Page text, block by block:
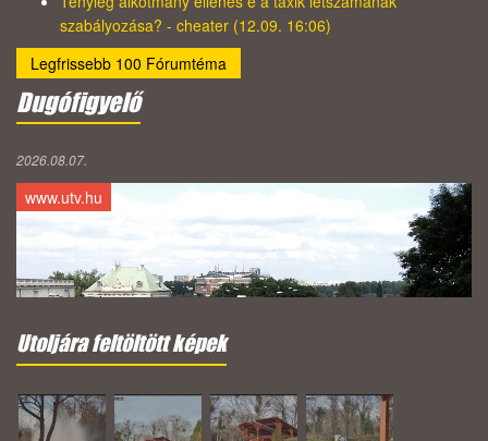
szabályozása? - cheater (12.09. 16:06)
Legfrissebb 100 Fórumtéma
Dugófigyelő
2026.08.07.
www.utv.hu
Utoljára feltöltött képek